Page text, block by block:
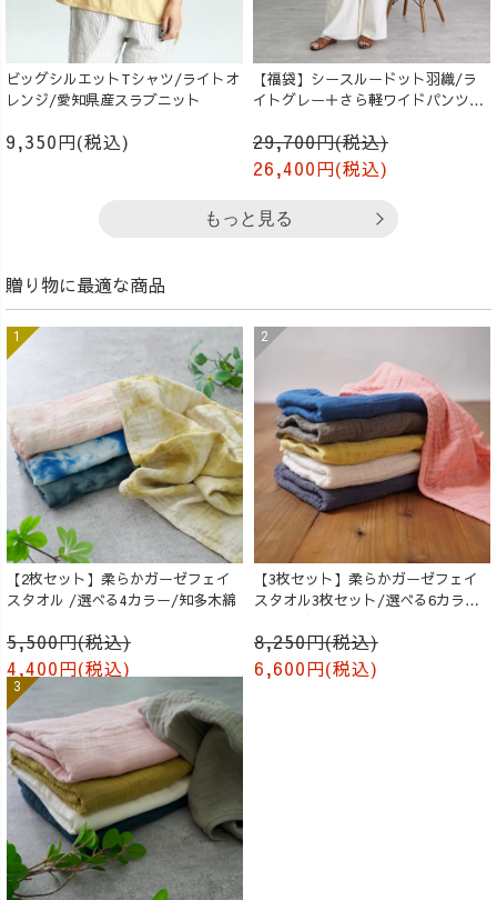
ビッグシルエットTシャツ/ライトオ
レンジ/愛知県産スラブニット
9,350円(税込)
【福袋】シースルードット羽織/ラ
イトグレー＋さら軽ワイドパンツ/
29,700円(税込)
26,400円(税込)
もっと見る
贈り物に最適な商品
【2枚セット】柔らかガーゼフェイ
スタオル /選べる4カラー/知多木綿
5,500円(税込)
4,400円(税込)
【3枚セット】柔らかガーゼフェイ
スタオル3枚セット/選べる6カラー/
知多木綿
8,250円(税込)
6,600円(税込)